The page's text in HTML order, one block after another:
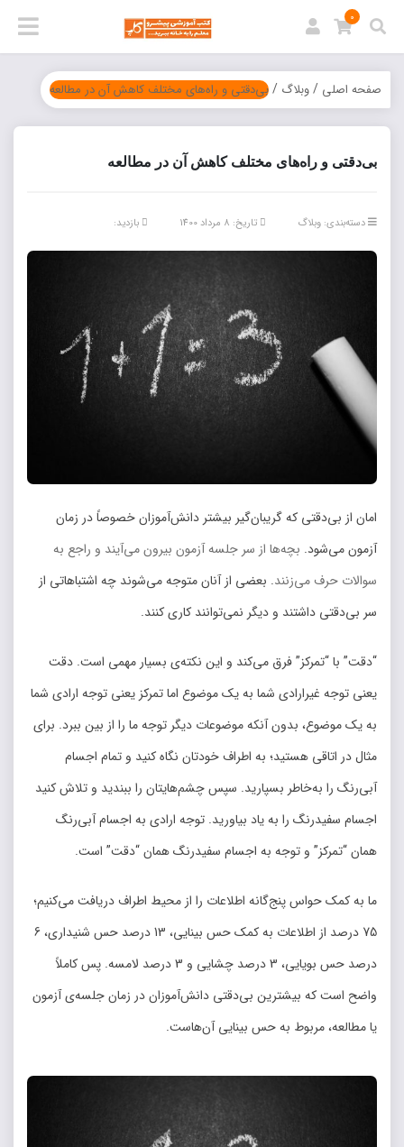
0
صفحه اصلی /وبلاگ /بی‌دقتی و راه‌‌های مختلف کاهش آن در مطالعه
بی‌دقتی و راه‌‌های مختلف کاهش آن در مطالعه
دسته‌بندی: وبلاگ تاریخ: 8 مرداد 1400 بازدید:
امان از بی‌دقتی که گریبان‎‌گیر بیشتر دانش‌آموزان خصوصاً در زمان
آزمون می‌شود. بچه‌ها از سر جلسه آزمون بیرون می‌آیند و راجع به
سوالات حرف می‌زنند. بعضی از آنان متوجه می‌شوند چه اشتباهاتی از
سر بی‌دقتی داشتند و دیگر نمی‌توانند کاری کنند.
“دقت” با “تمرکز” فرق می‌کند و این نکته‌ی بسیار مهمی است. دقت
یعنی توجه غیرارادی شما به یک موضوع اما تمرکز یعنی توجه ارادی شما
به یک موضوع، بدون آنکه موضوعات دیگر توجه ما را از بین ببرد. برای
مثال در اتاقی هستید؛ به اطراف خودتان نگاه کنید و تمام اجسام
آبی‌رنگ را به‌خاطر بسپارید. سپس چشم‌هایتان را ببندید و تلاش کنید
اجسام سفیدرنگ را به یاد بیاورید. توجه ارادی به اجسام آبی‌رنگ
همان “تمرکز” و توجه به اجسام سفیدرنگ همان “دقت” است.
ما به کمک حواس پنج‌گانه اطلاعات را از محیط اطراف دریافت می‌کنیم؛
75 درصد از اطلاعات به کمک حس بینایی، 13 درصد حس شنیداری، 6
درصد حس بویایی، 3 درصد چشایی و 3 درصد لامسه. پس کاملاً
واضح است که بیشترین بی‌دقتی دانش‌آموزان در زمان جلسه‌ی آزمون
یا مطالعه، مربوط به حس بینایی آن‌هاست.